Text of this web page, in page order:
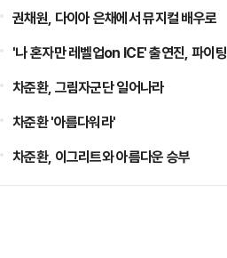
권채원, 다이아 은채에서 뮤지컬 배우로
'나 혼자만 레벨업on ICE' 출연진, 파이팅
차준환, 그림자군단 일어나라
차준환 '아름다워라'
차준환, 이그리트와 아름다운 승부